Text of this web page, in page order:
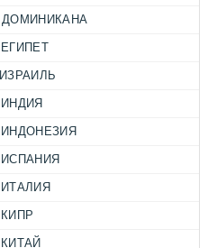
ДОМИНИКАНА
ЕГИПЕТ
ИЗРАИЛЬ
ИНДИЯ
ИНДОНЕЗИЯ
ИСПАНИЯ
ИТАЛИЯ
КИПР
КИТАЙ